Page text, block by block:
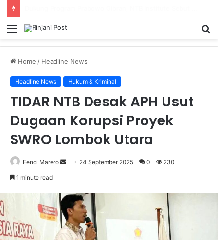
Menu
Home / Headline News
Headline News Hukum & Kriminal
TIDAR NTB Desak APH Usut
Dugaan Korupsi Proyek
SWRO Lombok Utara
Fendi Marero
Send24 September 2025 0 230
1 minute read